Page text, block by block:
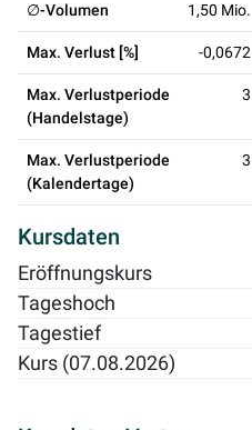
∅-Volumen 1,50 Mio.
Max. Verlust [%] -0,0672
Max. Verlustperiode
(Handelstage)
3
Max. Verlustperiode
(Kalendertage)
3
Kursdaten
Eröffnungskurs
Tageshoch
Tagestief
Kurs (07.08.2026)